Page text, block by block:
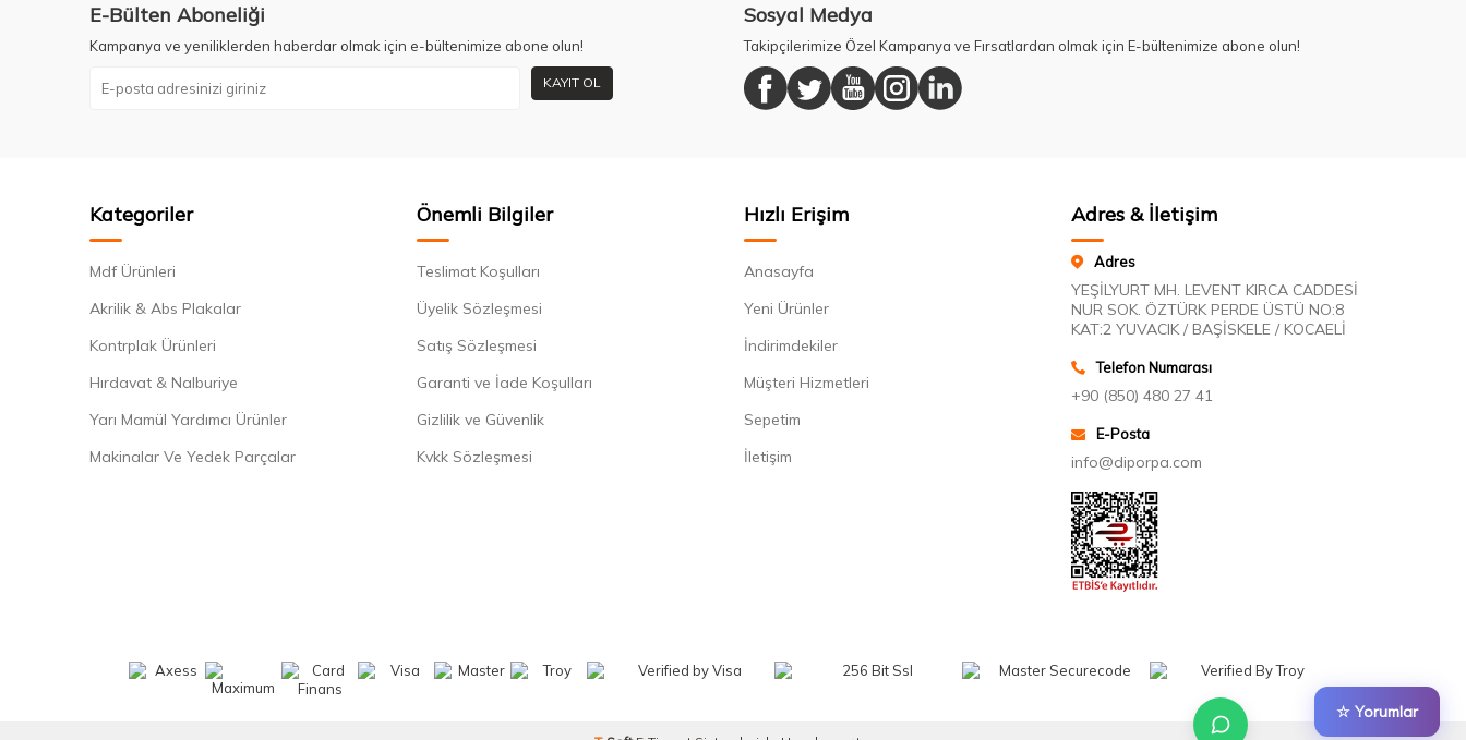
☆ Yorumlar
E-Bülten Aboneliği
Kampanya ve yeniliklerden haberdar olmak için e-bültenimize abone olun!
KAYIT OL
Sosyal Medya
Takipçilerimize Özel Kampanya ve Fırsatlardan olmak için E-bültenimize abone olun!
Kategoriler
Mdf Ürünleri
Akrilik & Abs Plakalar
Kontrplak Ürünleri
Hırdavat & Nalburiye
Yarı Mamül Yardımcı Ürünler
Makinalar Ve Yedek Parçalar
Önemli Bilgiler
Teslimat Koşulları
Üyelik Sözleşmesi
Satış Sözleşmesi
Garanti ve İade Koşulları
Gizlilik ve Güvenlik
Kvkk Sözleşmesi
Hızlı Erişim
Anasayfa
Yeni Ürünler
İndirimdekiler
Müşteri Hizmetleri
Sepetim
İletişim
Adres & İletişim
Adres
YEŞİLYURT MH. LEVENT KIRCA CADDESİ
NUR SOK. ÖZTÜRK PERDE ÜSTÜ NO:8
KAT:2 YUVACIK / BAŞİSKELE / KOCAELİ
Telefon Numarası
+90 (850) 480 27 41
E-Posta
info@diporpa.com